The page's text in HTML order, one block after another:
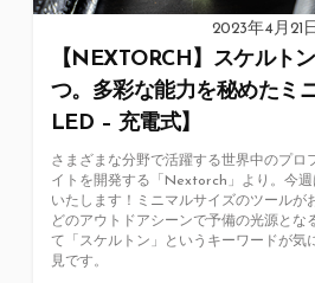
2023年4月21日
【NEXTORCH】スケルト
つ。多彩な能力を秘めたミ
LED – 充電式】
さまざまな分野で活躍する世界中のプロ
イトを開発する「Nextorch」より。今
いたします！ミニマルサイズのツールが
どのアウトドアシーンで予備の光源とな
て「スケルトン」というキーワードが気
見です。